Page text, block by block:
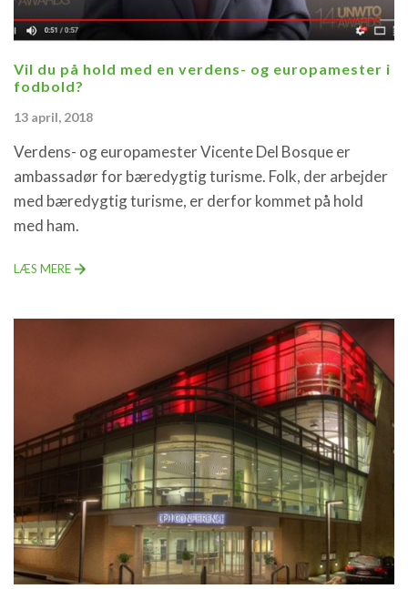
Vil du på hold med en verdens- og europamester i
fodbold?
13 april, 2018
Verdens- og europamester Vicente Del Bosque er
ambassadør for bæredygtig turisme. Folk, der arbejder
med bæredygtig turisme, er derfor kommet på hold
med ham.
LÆS MERE